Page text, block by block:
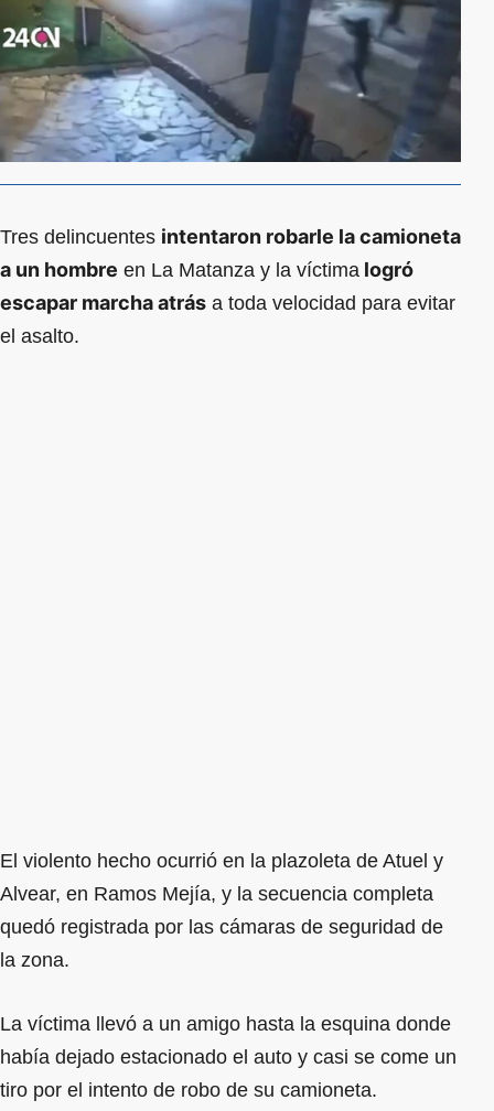
Tres delincuentes intentaron robarle la camioneta
a un hombre en La Matanza y la víctima logró
escapar marcha atrás a toda velocidad para evitar
el asalto.
El violento hecho ocurrió en la plazoleta de Atuel y
Alvear, en Ramos Mejía, y la secuencia completa
quedó registrada por las cámaras de seguridad de
la zona.
La víctima llevó a un amigo hasta la esquina donde
había dejado estacionado el auto y casi se come un
tiro por el intento de robo de su camioneta.